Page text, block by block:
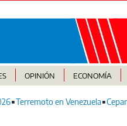
OPINIÓN ECONOMÍA
Terremoto en Venezuela